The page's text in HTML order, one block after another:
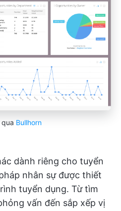
Bullhorn
dành riêng cho tuyển
nhân sự được thiết
tuyển dụng. Từ tìm
vấn đến sắp xếp vị